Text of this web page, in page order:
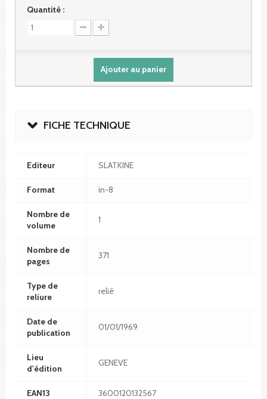
Quantité :
Ajouter au panier
FICHE TECHNIQUE
Editeur SLATKINE
Format in-8
Nombre de
volume
1
Nombre de
pages
371
Type de
reliure
relié
Date de
publication
01/01/1969
Lieu
d'édition
GENEVE
EAN13 3600120132567